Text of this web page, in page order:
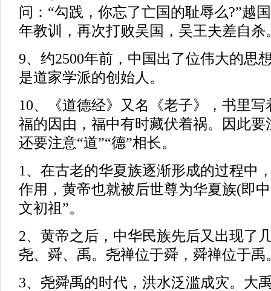
问：“勾践，你忘了亡国的耻辱么?”越
年教训，再次打败吴国，吴王夫差自杀
9、约2500年前，中国出了位伟大的
是道家学派的创始人。
10、《道德经》又名《老子》，书里
福的因由，福中有时藏伏着祸。因此要
还要注意“道”“德”相长。
1、在古老的华夏族逐渐形成的过程中
作用，黄帝也就被后世尊为华夏族(即
文初祖”。
2、黄帝之后，中华民族先后又出现了
尧、舜、禹。尧禅位于舜，舜禅位于禹
3、尧舜禹的时代，洪水泛滥成灾。大